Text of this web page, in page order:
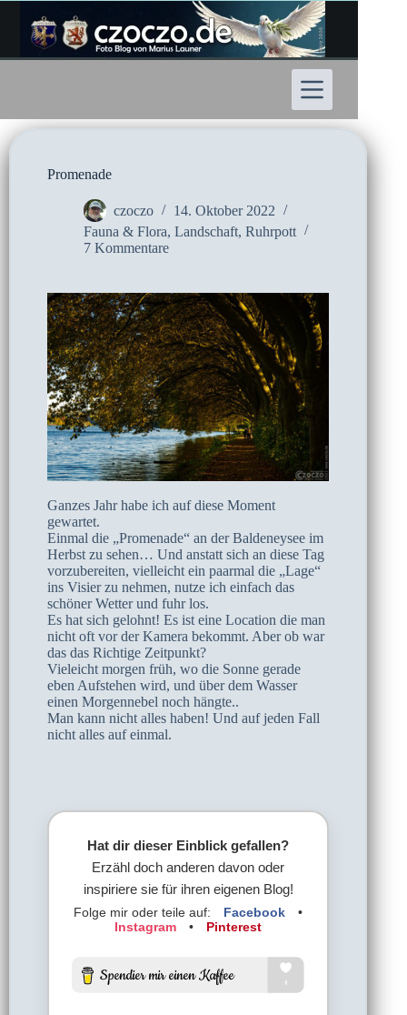
Inhalt
springen
Promenade
czoczo
14. Oktober 2022
Fauna & Flora, Landschaft, Ruhrpott
7 Kommentare
Ganzes Jahr habe ich auf diese Moment
gewartet.
Einmal die „Promenade“ an der Baldeneysee im
Herbst zu sehen… Und anstatt sich an diese Tag
vorzubereiten, vielleicht ein paarmal die „Lage“
ins Visier zu nehmen, nutze ich einfach das
schöner Wetter und fuhr los.
Es hat sich gelohnt! Es ist eine Location die man
nicht oft vor der Kamera bekommt. Aber ob war
das das Richtige Zeitpunkt?
Vieleicht morgen früh, wo die Sonne gerade
eben Aufstehen wird, und über dem Wasser
einen Morgennebel noch hängte..
Man kann nicht alles haben! Und auf jeden Fall
nicht alles auf einmal.
Hat dir dieser Einblick gefallen?
Erzähl doch anderen davon oder
inspiriere sie für ihren eigenen Blog!
Folge mir oder teile auf: Facebook
•
Instagram
• Pinterest